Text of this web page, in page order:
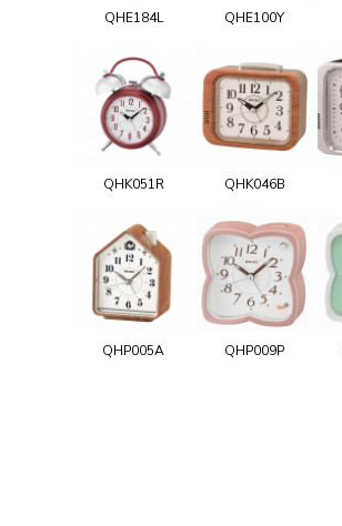
QHE184L QHE100Y
QHK051R QHK046B
QHP005A QHP009P